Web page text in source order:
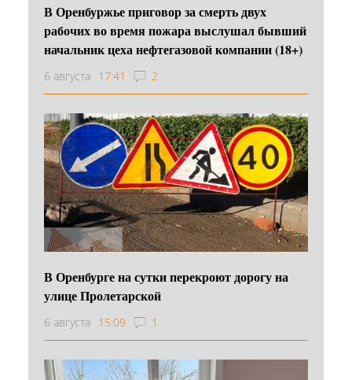
В Оренбуржье приговор за смерть двух
рабочих во время пожара выслушал бывший
начальник цеха нефтегазовой компании (18+)
6 августа 17:41 2
В Оренбурге на сутки перекроют дорогу на
улице Пролетарской
6 августа 15:09 1